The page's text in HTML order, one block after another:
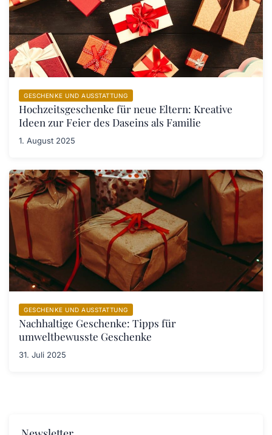
GESCHENKE UND AUSSTATTUNG
Hochzeitsgeschenke für neue Eltern: Kreative
Ideen zur Feier des Daseins als Familie
1. August 2025
GESCHENKE UND AUSSTATTUNG
Nachhaltige Geschenke: Tipps für
umweltbewusste Geschenke
31. Juli 2025